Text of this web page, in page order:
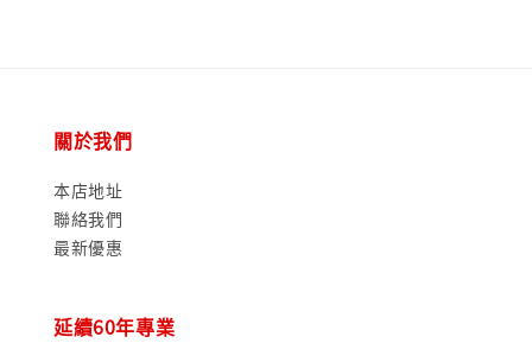
關於我們
本店地址
聯絡我們
最新優惠
延續60年專業